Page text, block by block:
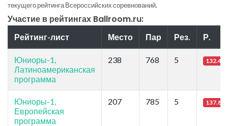
текущего рейтинга Всероссийских соревнований.
Участие в рейтингах Ballroom.ru:
Рейтинг-лист Место Пар Рез. Р.
Юниоры-1,
Латиноамериканская
программа
238 768 5 132.46
Юниоры-1,
Европейская
программа
207 785 5 137.81